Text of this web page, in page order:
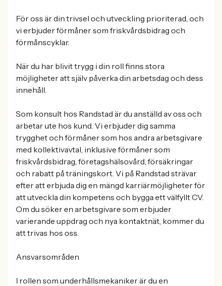
För oss är din trivsel och utveckling prioriterad, och
vi erbjuder förmåner som friskvårdsbidrag och
förmånscyklar.
När du har blivit trygg i din roll finns stora
möjligheter att själv påverka din arbetsdag och dess
innehåll.
Som konsult hos Randstad är du anställd av oss och
arbetar ute hos kund. Vi erbjuder dig samma
trygghet och förmåner som hos andra arbetsgivare
med kollektivavtal, inklusive förmåner som
friskvårdsbidrag, företagshälsovård, försäkringar
och rabatt på träningskort. Vi på Randstad strävar
efter att erbjuda dig en mängd karriärmöjligheter för
att utveckla din kompetens och bygga ett välfyllt CV.
Om du söker en arbetsgivare som erbjuder
varierande uppdrag och nya kontaktnät, kommer du
att trivas hos oss.
Ansvarsområden
I rollen som underhållsmekaniker är du en